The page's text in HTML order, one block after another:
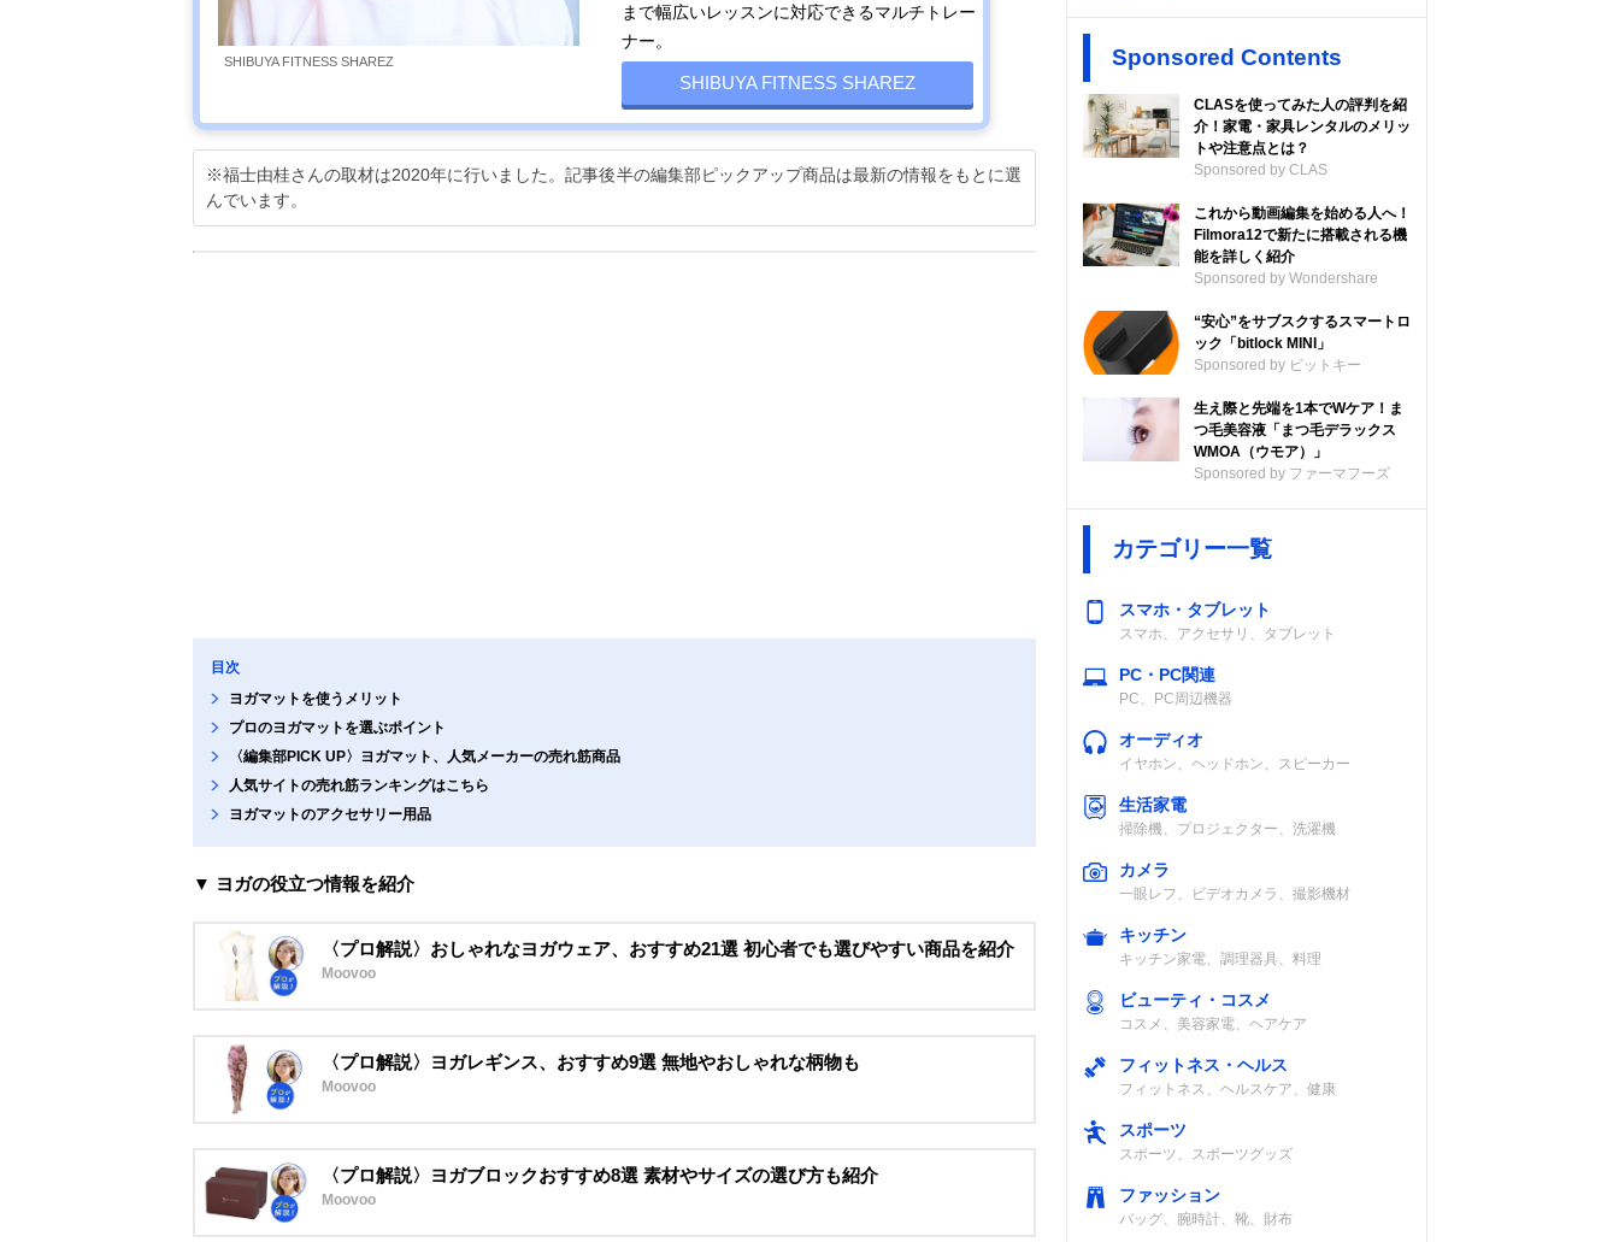
SHIBUYA FITNESS SHAREZ
まで幅広いレッスンに対応できるマルチトレー
ナー。
SHIBUYA FITNESS SHAREZ
※福士由桂さんの取材は2020年に行いました。記事後半の編集部ピックアップ商品は最新の情報をもとに選
んでいます。
目次
ヨガマットを使うメリット
プロのヨガマットを選ぶポイント
〈編集部PICK UP〉ヨガマット、人気メーカーの売れ筋商品
人気サイトの売れ筋ランキングはこちら
ヨガマットのアクセサリー用品
▼ ヨガの役立つ情報を紹介
〈プロ解説〉おしゃれなヨガウェア、おすすめ21選 初心者でも選びやすい商品を紹介
Moovoo
〈プロ解説〉ヨガレギンス、おすすめ9選 無地やおしゃれな柄物も
Moovoo
〈プロ解説〉ヨガブロックおすすめ8選 素材やサイズの選び方も紹介
Moovoo
Sponsored Contents
CLASを使ってみた人の評判を紹
介！家電・家具レンタルのメリッ
トや注意点とは？
Sponsored by CLAS
これから動画編集を始める人へ！
Filmora12で新たに搭載される機
能を詳しく紹介
Sponsored by Wondershare
“安心”をサブスクするスマートロ
ック「bitlock MINI」
Sponsored by ビットキー
生え際と先端を1本でWケア！ま
つ毛美容液「まつ毛デラックス
WMOA（ウモア）」
Sponsored by ファーマフーズ
カテゴリー一覧
スマホ・タブレット
スマホ、アクセサリ、タブレット
PC・PC関連
PC、PC周辺機器
オーディオ
イヤホン、ヘッドホン、スピーカー
生活家電
掃除機、プロジェクター、洗濯機
カメラ
一眼レフ、ビデオカメラ、撮影機材
キッチン
キッチン家電、調理器具、料理
ビューティ・コスメ
コスメ、美容家電、ヘアケア
フィットネス・ヘルス
フィットネス、ヘルスケア、健康
スポーツ
スポーツ、スポーツグッズ
ファッション
バッグ、腕時計、靴、財布